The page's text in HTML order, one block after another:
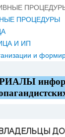
ПРОЦЕДУРЫ
И ИП
и
ВЛАДЕЛЬЦЫ